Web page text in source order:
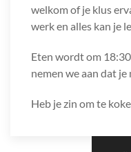
welkom of je klus
werk en alles kan je
Eten wordt om
nemen we aan dat je
Heb je zin om te